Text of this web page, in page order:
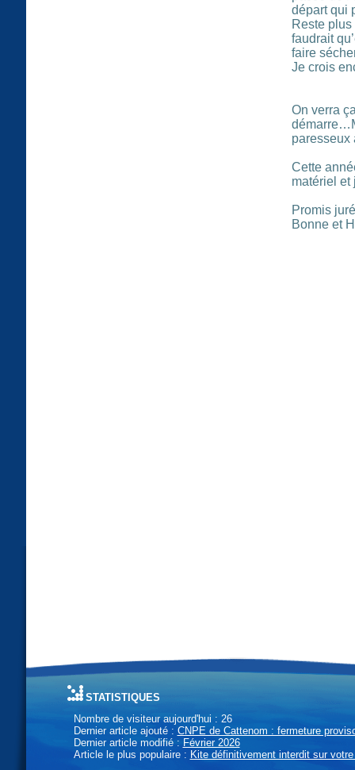
départ qui
Reste
faudrait
faire
Je crois
On verra
paresseux
Cette
matériel et
Promis
Bonne et
statistiques
Nombre de visiteur aujourd'hui : 26
Dernier article ajouté : CNPE de Cattenom : fermeture
Dernier article modifié : Février 2026
Article le plus populaire : Kite définitivement interdit sur